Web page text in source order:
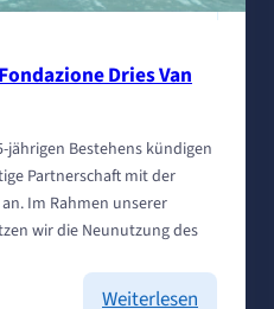
Dries Van
jährigen Bestehens kündigen
Partnerschaft mit der
Im Rahmen unserer
wir die Neunutzung des
Weiterlesen